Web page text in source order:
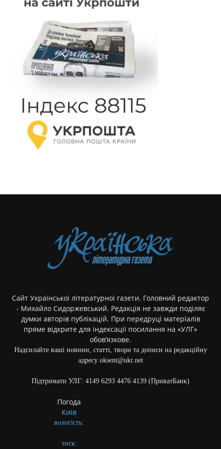
Сайт Української літературної газети. Головний редактор
- Михайло Сидоржевський. Редакція не завжди поділяє
думки авторів публікацій. При передруці матеріалів
пряме відкрите для індексації посилання на «УЛГ»
обов’язкове.
Надсилайте ваші новини, статті, твори та дописи на редакційну
адресу oksent@ukr.net
Підтримати УЛГ: 4149 6293 4476 4139 (ПриватБанк)
Погода
Київ
вологість:
тиск: